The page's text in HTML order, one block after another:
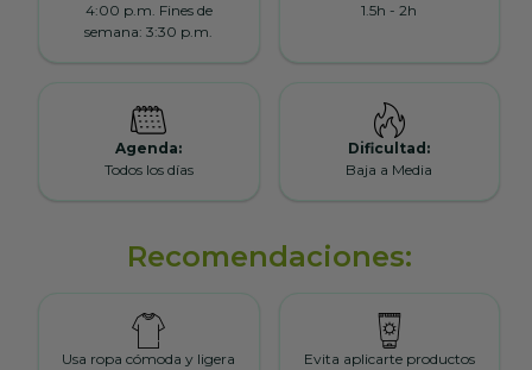
4:00 p.m. Fines de
semana: 3:30 p.m.
1.5h - 2h
Agenda:
Todos los días
Dificultad:
Baja a Media
Recomendaciones:
Usa ropa cómoda y ligera
Evita aplicarte productos